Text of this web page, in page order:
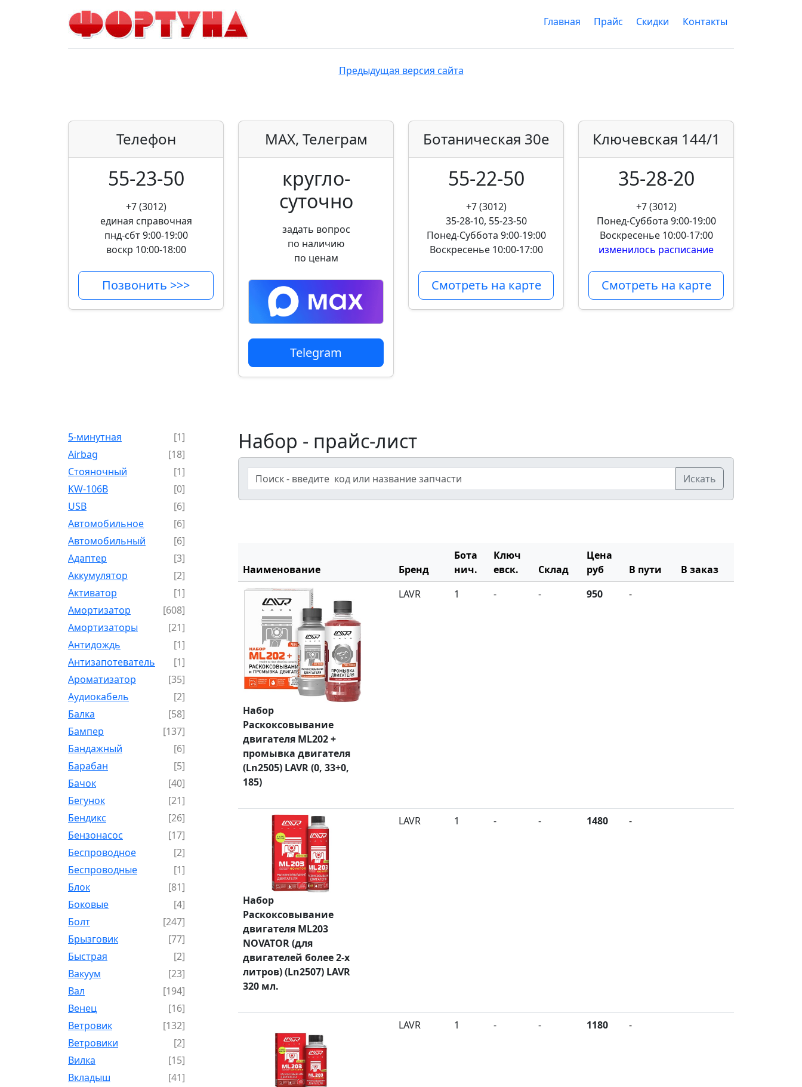
Главная Прайс Скидки Контакты
Предыдущая версия сайта
Телефон
55-23-50
+7 (3012)
единая справочная
пнд-сбт 9:00-19:00
воскр 10:00-18:00
Позвонить >>>
MAX, Телеграм
кругло­
суточно
задать вопрос
по наличию
по ценам
Telegram
Ботаническая 30е
55-22-50
+7 (3012)
35-28-10, 55-23-50
Понед-Суббота 9:00-19:00
Воскресенье 10:00-17:00
Смотреть на карте
Ключевская 144/1
35-28-20
+7 (3012)
Понед-Суббота 9:00-19:00
Воскресенье 10:00-17:00
изменилось расписание
Смотреть на карте
5-минутная
[1]
Airbag
[18]
Cтояночный
[1]
KW-106B
[0]
USB
[6]
Автомобильное
[6]
Автомобильный
[6]
Адаптер
[3]
Аккумулятор
[2]
Активатор
[1]
Амортизатор
[608]
Амортизаторы
[21]
Антидождь
[1]
Антизапотеватель
[1]
Ароматизатор
[35]
Аудиокабель
[2]
Балка
[58]
Бампер
[137]
Бандажный
[6]
Барабан
[5]
Бачок
[40]
Бегунок
[21]
Бендикс
[26]
Бензонасос
[17]
Беспроводное
[2]
Беспроводные
[1]
Блок
[81]
Боковые
[4]
Болт
[247]
Брызговик
[77]
Быстрая
[2]
Вакуум
[23]
Вал
[194]
Венец
[16]
Ветровик
[132]
Ветровики
[2]
Вилка
[15]
Вкладыш
[41]
Набор - прайс-лист
Искать
Наименование Бренд
Бота
нич.
Ключ
евск.
Склад
Цена
руб
В пути В заказ
Набор
Раскоксовывание
двигателя ML202 +
промывка двигателя
(Ln2505) LAVR (0, 33+0,
185)
LAVR 1 - - 950 -
Набор
Раскоксовывание
двигателя ML203
NOVATOR (для
двигателей более 2-х
литров) (Ln2507) LAVR
320 мл.
LAVR 1 - - 1480 -
LAVR 1 - - 1180 -